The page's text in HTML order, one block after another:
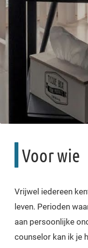
Voor wie
Vrijwel iedereen
leven. Perioden
aan persoonlijke
counselor kan ik je